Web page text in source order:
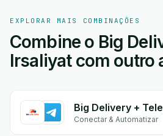
EXPLORAR MAIS COMBINAÇÕES
Combine o Big
Irsaliyat com outro
Big Delivery +
Conectar & Automatizar